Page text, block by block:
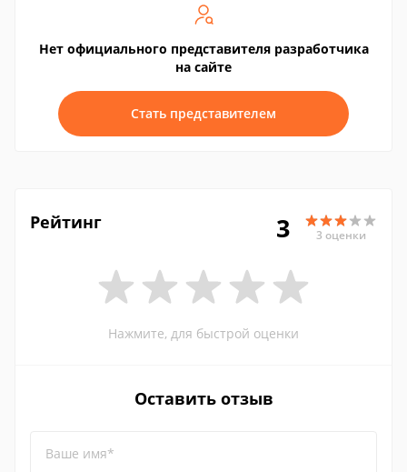
Нет официального представителя разработчика
на сайте
Стать представителем
Рейтинг 3 3 оценки
Нажмите, для быстрой оценки
Оставить отзыв
Ваше имя*